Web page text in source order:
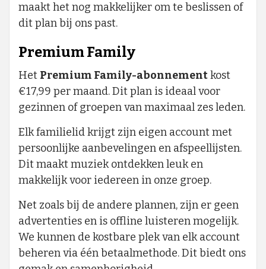
maakt het nog makkelijker om te beslissen of
dit plan bij ons past.
Premium Family
Het Premium Family-abonnementkost
€17,99 per maand. Dit plan is ideaal voor
gezinnen of groepen van maximaal zes leden.
Elk familielid krijgt zijn eigen account met
persoonlijke aanbevelingen en afspeellijsten.
Dit maakt muziek ontdekken leuk en
makkelijk voor iedereen in onze groep.
Net zoals bij de andere plannen, zijn er geen
advertenties en is offline luisteren mogelijk.
We kunnen de kostbare plek van elk account
beheren via één betaalmethode. Dit biedt ons